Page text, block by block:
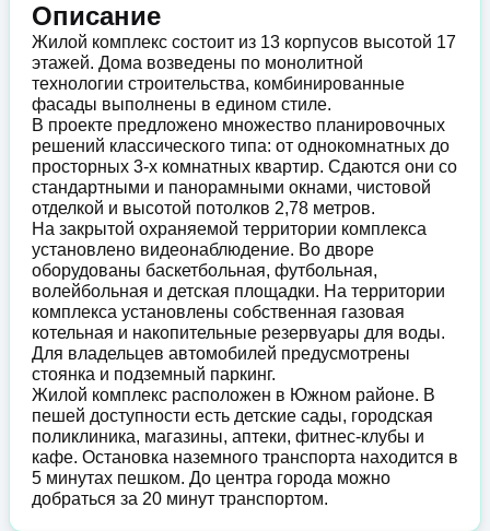
Описание
Жилой комплекс состоит из 13 корпусов высотой 17
этажей. Дома возведены по монолитной
технологии строительства, комбинированные
фасады выполнены в едином стиле.
В проекте предложено множество планировочных
решений классического типа: от однокомнатных до
просторных 3-х комнатных квартир. Сдаются они со
стандартными и панорамными окнами, чистовой
отделкой и высотой потолков 2,78 метров.
На закрытой охраняемой территории комплекса
установлено видеонаблюдение. Во дворе
оборудованы баскетбольная, футбольная,
волейбольная и детская площадки. На территории
комплекса установлены собственная газовая
котельная и накопительные резервуары для воды.
Для владельцев автомобилей предусмотрены
стоянка и подземный паркинг.
Жилой комплекс расположен в Южном районе. В
пешей доступности есть детские сады, городская
поликлиника, магазины, аптеки, фитнес-клубы и
кафе. Остановка наземного транспорта находится в
5 минутах пешком. До центра города можно
добраться за 20 минут транспортом.